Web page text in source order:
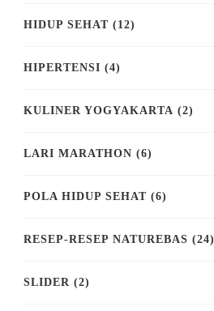
HIDUP SEHAT (12)
HIPERTENSI (4)
KULINER YOGYAKARTA (2)
LARI MARATHON (6)
POLA HIDUP SEHAT (6)
RESEP-RESEP NATUREBAS (24)
SLIDER (2)